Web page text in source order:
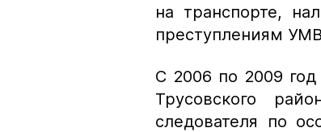
на транспорте,
преступлениям
С 2006 по 2009
Трусовского
следователя по